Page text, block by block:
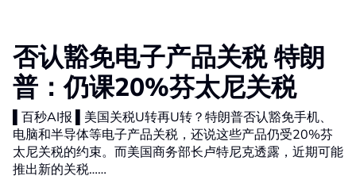
否认豁免电子产品关税 特朗
普：仍课20%芬太尼关税
▌百秒AI报 ▌美国关税U转再U转？特朗普否认豁免手机、
电脑和半导体等电子产品关税，还说这些产品仍受20%芬
太尼关税的约束。而美国商务部长卢特尼克透露，近期可能
推出新的关税……